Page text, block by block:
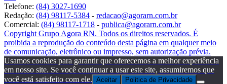
Telefone: (84) 3027-1690
Redação: (84) 98117-5384 - redacao@agorarn.com.br
Comercial: (84) 98117-1718 - publica@agorarn.com.br
Copyright Grupo Agora RN. Todos os direitos reservados. É
proibida a reprodução do conteúdo desta página em qualquer meio
de comunicação, eletrônico ou impresso, sem autorização prévia.
Usamos cookies para garantir que oferecemos a melhor experiência
em nosso site. Se você continuar a usar este site, assumiremos que
você está satisfeito com ele. Aceitar Politica de Privacidade